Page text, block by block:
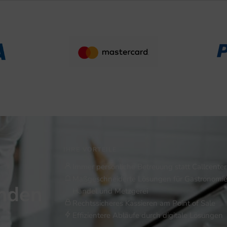
IHRE VORTEILE
Immer persönliche Betreuung statt Callcenter
Maßgeschneiderte Lösungen für
Handel und Metzgerei
Rechtssicheres Kassieren am Point of Sale
Effizientere Abläufe durch digitale Lösungen